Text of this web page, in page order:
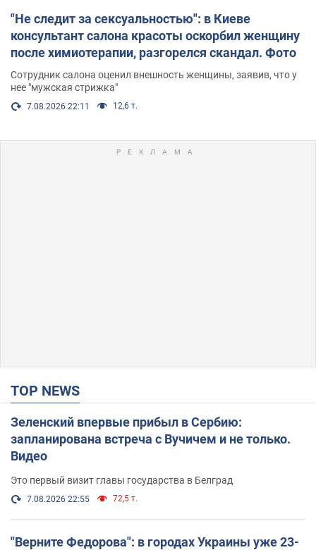
"Не следит за сексуальностью": в Киеве
консультант салона красоты оскорбил женщину
после химиотерапии, разгорелся скандал. Фото
Сотрудник салона оценил внешность женщины, заявив, что у
нее "мужская стрижка"
7.08.2026 22:11 12,6 т.
TOP NEWS
Зеленский впервые прибыл в Сербию:
запланирована встреча с Вучичем и не только.
Видео
Это первый визит главы государства в Белград
7.08.2026 22:55 72,5 т.
"Верните Федорова": в городах Украины уже 23-